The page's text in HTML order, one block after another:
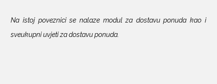
Na istoj poveznici se nalaze modul za dostavu ponuda kao i
sveukupni uvjeti za dostavu ponuda.